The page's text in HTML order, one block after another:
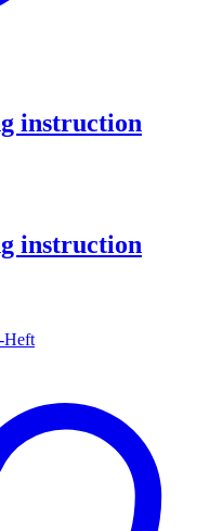
instruction
instruction